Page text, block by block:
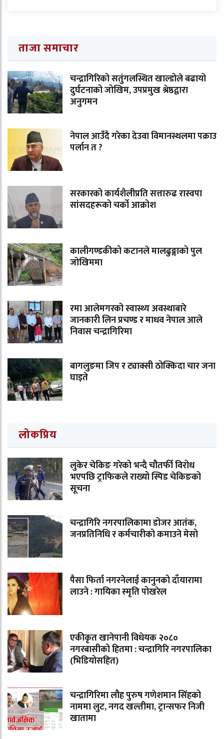
ताजा समाचार
चन्द्रागिरिको सतुंगलस्थित खाल्डोले बढायो
दुर्घटनाको जोखिम, उपप्रमुख श्रेष्ठद्वारा
अनुगमन
नेपाल आउँदै गरेका देउवा विमानस्थलमा पक्राउ
पर्लान त ?
सरकारको कार्यशैलीप्रति सत्तारुढ रास्वपा
सांसदहरूको चर्को आक्रोश
कालीगण्डकीको कटानले मालढुङ्गाको पुल
जोखिममा
रमा आलेमगरको स्वास्थ्य अवस्थाबारे
जानकारी लिन प्रचण्ड र माधव नेपाल आले
निवास चन्द्रागिरिमा
बागलुङमा जिप र ट्याक्सी ठोक्किदा चार जना
घाइते
लोकप्रिय
लुकेर चेकिङ गरेको भन्दै चौतर्फी विरोध
भएपछि ट्राफिकले राख्यो स्पिड चेकिङको
सूचना
चन्द्रागिरि नगरपालिकामा डोजर आतंक,
जनप्रतिनिधि र कर्मचारीको कमाउने मेसो
पैसा फिर्ता नगरनेलाई कानुनको दाँयारामा
लाउने : गायिका स्‍मृति पोखरेल
एकीकृत खानेपानी विधेयक २०८०
नगरबासीको हितमा : चन्द्रागिरि नगरपालिका
(भिडियोसहित)
चन्द्रागिरिमा लौह पुरुष गणेशमान सिंहको
नाममा लुट, नगद खल्तीमा, ट्रान्सफर निजी
खातामा